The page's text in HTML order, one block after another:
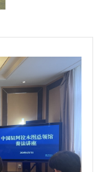
面。成立“习近
近平法治思想
模块”9门特色
版《习近平法治
优秀教材奖，3
基地近300个，
牌活动。 【科学
10/552609.sht
发扬革命先辈的
精神等党的宝贵
、鲜明的研究特
激发活力、释放
战略需求，继往
省建设的华美篇
规定。请问陕
》，建强新型智
中心由省教育